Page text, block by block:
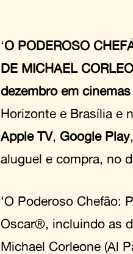
‘O PODEROSO
DE MICHAEL
dezembro em
Horizonte e Brasília e
Apple TV, Google Play,
aluguel e compra, no
‘O Poderoso Chefão:
Oscar®, incluindo as
Michael Corleone (Al